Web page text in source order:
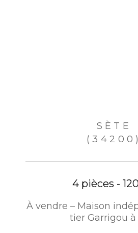
SÈTE
(34200)
4 pièces -
À vendre – Maison
tier Garrigou à